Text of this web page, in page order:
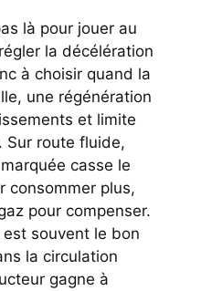
là pour jouer au
la décélération
à choisir quand la
une régénération
et limite
Sur route fluide,
casse le
consommer plus,
pour compenser.
souvent le bon
la circulation
gagne à